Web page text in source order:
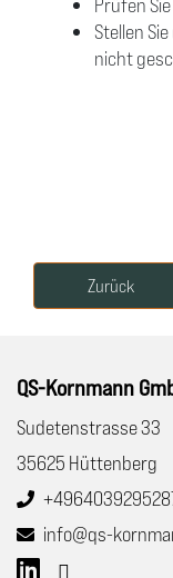
Stellen
nicht
Zurück
QS-Kornmann
Sudetenstrasse 33
35625 Hüttenberg
info@qs-